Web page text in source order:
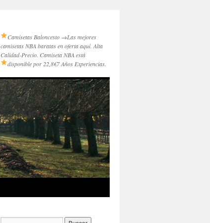
Camisetas Baloncesto →Las mejores
camisetas NBA baratas en oferta aquí. Alta
Calidad-Precio. Camiseta NBA está
disponible por 22,8€7 Años Experiencias.